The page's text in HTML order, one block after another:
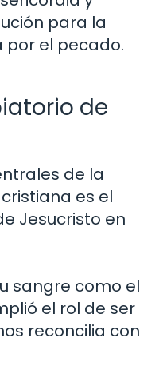
para la
el pecado.
de
de la
es el
Jesucristo en
sangre como el
el rol de ser
reconcilia con